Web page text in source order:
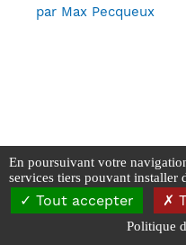
par Max Pecqueux
Mentions Légales
Réalisé par
En poursuivant votre
services tiers pouvant installer
Tout accepter
Politique